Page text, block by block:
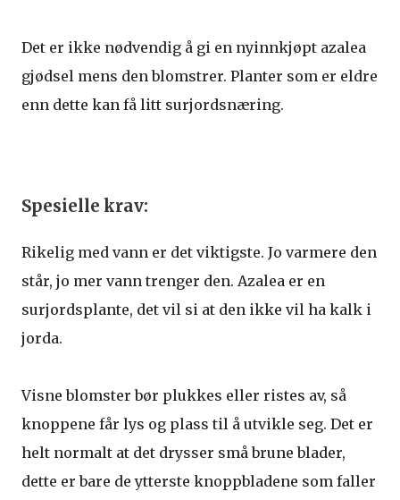
Det er ikke nødvendig å gi en nyinnkjøpt azalea
gjødsel mens den blomstrer. Planter som er eldre
enn dette kan få litt surjordsnæring.
Spesielle krav:
Rikelig med vann er det viktigste. Jo varmere den
står, jo mer vann trenger den. Azalea er en
surjordsplante, det vil si at den ikke vil ha kalk i
jorda.
Visne blomster bør plukkes eller ristes av, så
knoppene får lys og plass til å utvikle seg. Det er
helt normalt at det drysser små brune blader,
dette er bare de ytterste knoppbladene som faller